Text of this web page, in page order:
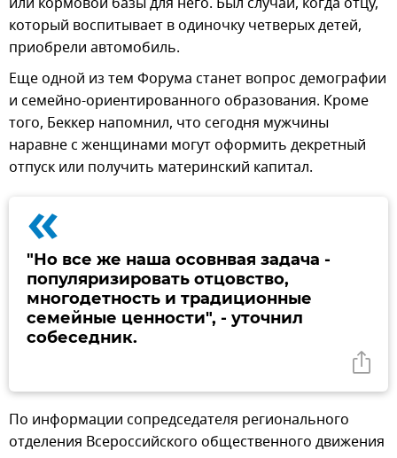
который воспитывает в одиночку четверых детей,
приобрели автомобиль.
Еще одной из тем Форума станет вопрос демографии
и семейно-ориентированного образования. Кроме
того, Беккер напомнил, что сегодня мужчины
наравне с женщинами могут оформить декретный
отпуск или получить материнский капитал.
«
"Но все же наша осовнвая задача -
популяризировать отцовство,
многодетность и традиционные
семейные ценности", - уточнил
собеседник.
По информации сопредседателя регионального
отделения Всероссийского общественного движения